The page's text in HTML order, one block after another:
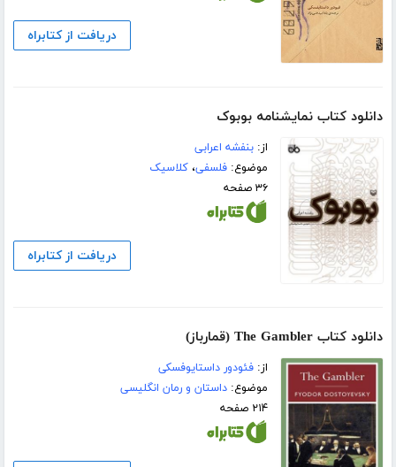
دریافت از کتابراه
دانلود کتاب نمایشنامه بوبوک
از:بنفشه اعرابی
موضوع:فلسفی،کلاسیک
۳۶ صفحه
دریافت از کتابراه
دانلود کتاب The Gambler (قمارباز)
از:فئودور داستایوفسکی
موضوع:داستان و رمان انگلیسی
۲۱۴ صفحه